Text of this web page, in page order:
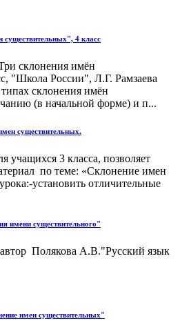
существительных", 4 класс
склонения имён
"Школа России", Л.Г. Рамзаева
склонения имён
(в начальной форме) и п...
существительных.
учащихся 3 класса, позволяет
по теме: «Склонение имен
установить отличительные
имени существительного"
Полякова А.В."Русский язык
имен существительных"